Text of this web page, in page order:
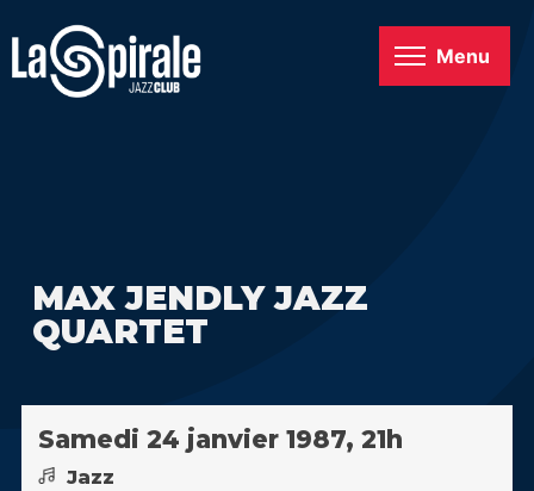
Menu
MAX JENDLY JAZZ
QUARTET
Samedi 24 janvier 1987, 21h
Jazz